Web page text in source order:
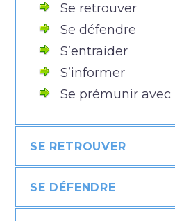
Se retrouver
Se défendre
S’entraider
S’informer
Se prémunir avec
SE RETROUVER
SE DÉFENDRE